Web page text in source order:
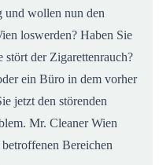
und wollen nun den
loswerden? Haben Sie
stört der Zigarettenrauch?
ein Büro in dem vorher
jetzt den störenden
Mr. Cleaner Wien
Bereichen